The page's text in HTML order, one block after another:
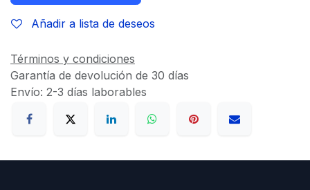
Añadir a lista de deseos
Términos y condiciones
Garantía de devolución de 30 días
Envío: 2-3 días laborables